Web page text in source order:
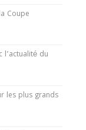
Coupe
du
les plus grands